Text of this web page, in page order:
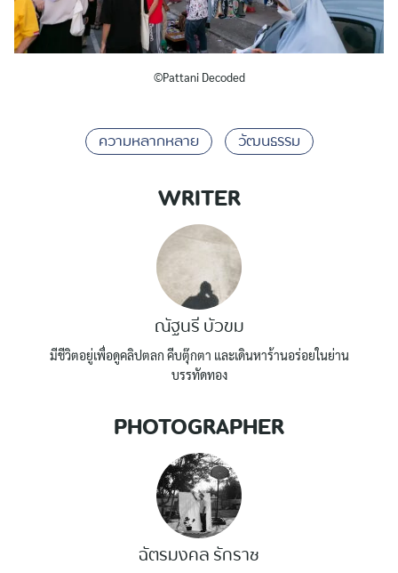
©Pattani Decoded
ความหลากหลาย วัฒนธรรม
WRITER
ณัฐนรี บัวขม
มีชีวิตอยู่เพื่อดูคลิปตลก คีบตุ๊กตา และเดินหาร้านอร่อยในย่าน
บรรทัดทอง
PHOTOGRAPHER
ฉัตรมงคล รักราช